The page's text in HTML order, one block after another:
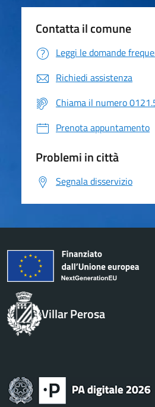
Contatta il comune
Leggi le domande
Richiedi assistenza
Chiama il numero
Prenota appuntamento
Problemi in città
Segnala disservizio
Villar Perosa